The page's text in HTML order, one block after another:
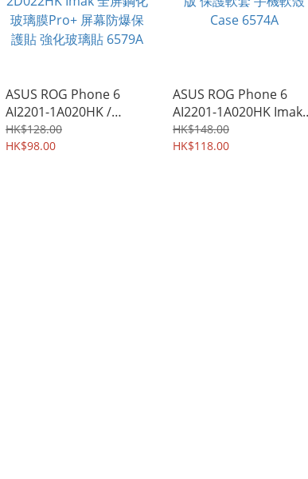
ASUS ROG Phone 6
AI2201-1A020HK /
Phone 6 Pro AI2201-
2D022HK Imak 全屏鋼化
HK$128.00
HK$98.00
ASUS ROG Phone 6
AI2201-1A020HK Imak
防摔全包軟套氣囊版 磨砂
版 保護軟套 手機軟殼
HK$148.00
HK$118.00